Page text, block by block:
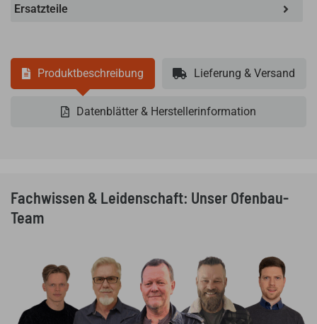
Ersatzteile
Produktbeschreibung Lieferung & Versand
Datenblätter & Herstellerinformation
Fachwissen & Leidenschaft: Unser Ofenbau-
Team